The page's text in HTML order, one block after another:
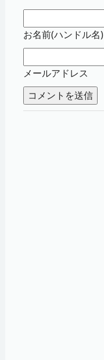
お名前(ハンドル名)
メールアドレス